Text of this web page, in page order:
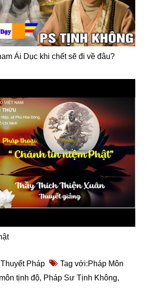
Ái Dục khi chết sẽ đi về đâu?
Thuyết Pháp Tag với:Pháp Môn
tịnh độ, Pháp Sư Tịnh Không,